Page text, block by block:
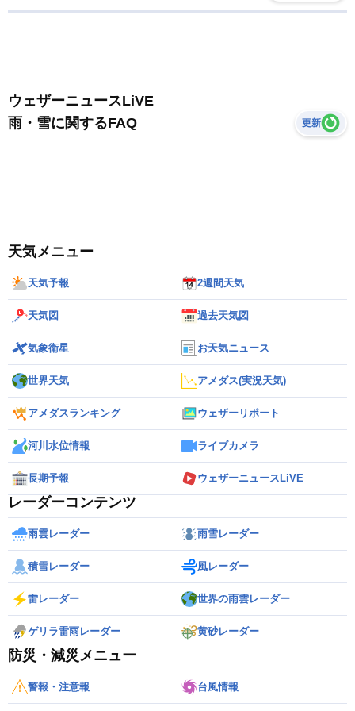
ウェザーニュースLiVE
雨・雪に関するFAQ
更新
天気メニュー
天気予報 2週間天気
天気図 過去天気図
気象衛星 お天気ニュース
世界天気 アメダス(実況天気)
アメダスランキング ウェザーリポート
河川水位情報 ライブカメラ
長期予報 ウェザーニュースLiVE
レーダーコンテンツ
雨雲レーダー 雨雪レーダー
積雪レーダー 風レーダー
雷レーダー 世界の雨雲レーダー
ゲリラ雷雨レーダー 黄砂レーダー
防災・減災メニュー
警報・注意報 台風情報